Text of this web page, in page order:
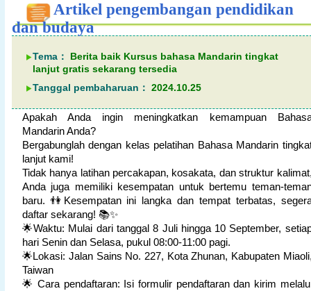
Artikel pengembangan pendidikan
dan budaya
Tema：
Berita baik Kursus bahasa Mandarin tingkat
lanjut gratis sekarang tersedia
Tanggal pembaharuan： 2024.10.25
Apakah Anda ingin meningkatkan kemampuan
Mandarin Anda?
Bergabunglah dengan kelas pelatihan Bahasa Mandarin
lanjut kami!
Tidak hanya latihan percakapan, kosakata, dan struktur
Anda juga memiliki kesempatan untuk bertemu teman-
baru. 👫 Kesempatan ini langka dan tempat terbatas,
daftar sekarang! 📚✨
🌟Waktu: Mulai dari tanggal 8 Juli hingga 10 September,
hari Senin dan Selasa, pukul 08:00-11:00 pagi.
🌟Lokasi: Jalan Sains No. 227, Kota Zhunan, Kabupaten
Taiwan
🌟Cara pendaftaran: Isi formulir pendaftaran dan kirim